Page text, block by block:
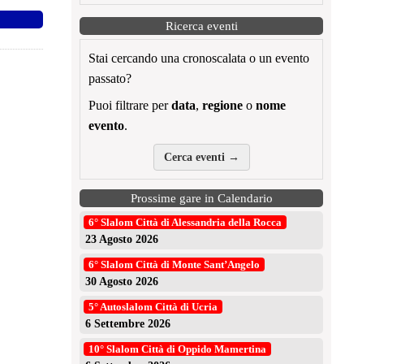
Ricerca eventi
Stai cercando una cronoscalata o un evento
passato?
Puoi filtrare perdata, regione o nome
evento.
Cerca eventi →
Prossime gare in Calendario
6° Slalom Città di Alessandria della Rocca
23 Agosto 2026
6° Slalom Città di Monte Sant’Angelo
30 Agosto 2026
5° Autoslalom Città di Ucria
6 Settembre 2026
10° Slalom Città di Oppido Mamertina